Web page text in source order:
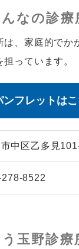
なの診療
は、家庭的でか
っています。
ンフレットは
市中区乙多見
8522
玉野診療